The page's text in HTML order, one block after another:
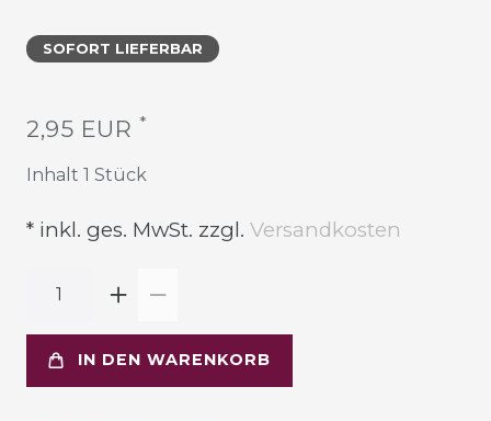
SOFORT LIEFERBAR
2,95 EUR *
Inhalt 1 Stück
* inkl. ges. MwSt. zzgl. Versandkosten
IN DEN WARENKORB